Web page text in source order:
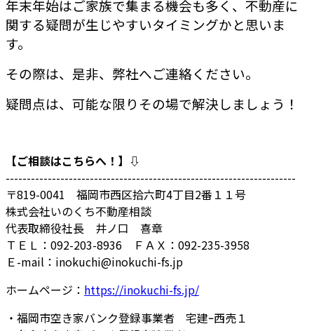
年末年始はご家族で集まる機会も多く、不動産に
関する疑問が生じやすいタイミングかと思いま
す。
その際は、是非、弊社へご連絡ください。
疑問点は、可能な限りその場で解決しましょう！
【ご相談はこちらへ！】⇩
---------------------------------------------------------------------
〒819-0041 福岡市西区拾六町4丁目2番１１号
株式会社いのくち不動産相談
代表取締役社長 井ノ口 喜章
ＴＥＬ：092-203-8936 ＦＡＸ：092-235-3958
Ｅ-mail：inokuchi@inokuchi-fs.jp
ホームページ： https://inokuchi-fs.jp/
・福岡市空き家バンク登録事業者 宅建ｰ西売１